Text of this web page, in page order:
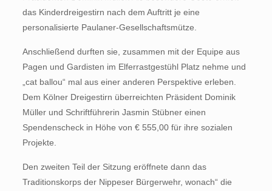
das Kinderdreigestirn nach dem Auftritt je eine
personalisierte Paulaner-Gesellschaftsmütze.
Anschließend durften sie, zusammen mit der Equipe aus
Pagen und Gardisten im Elferrastgestühl Platz nehme und
„cat ballou“ mal aus einer anderen Perspektive erleben.
Dem Kölner Dreigestirn überreichten Präsident Dominik
Müller und Schriftführerin Jasmin Stübner einen
Spendenscheck in Höhe von € 555,00 für ihre sozialen
Projekte.
Den zweiten Teil der Sitzung eröffnete dann das
Traditionskorps der Nippeser Bürgerwehr, wonach“ die